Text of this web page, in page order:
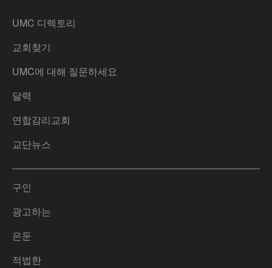
UMC 디렉토리
교회찾기
UMC에 대해 질문하세요
달력
연합감리교회
교단뉴스
구인
광고하는
은둔
적법한